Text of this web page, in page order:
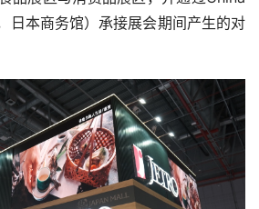
日本商务馆）承接展会期间产生的对